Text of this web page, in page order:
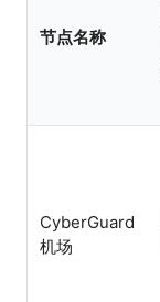
节点名称
CyberGuard
机场